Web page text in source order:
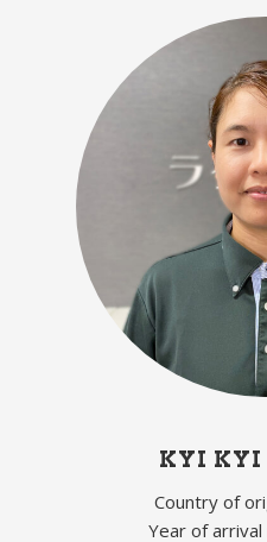
KYI KYI
Country of
Year of arrival